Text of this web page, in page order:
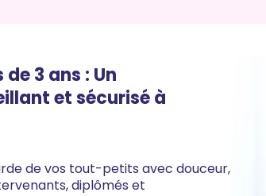
3 ans : Un
et sécurisé à
de vos tout-petits avec douceur,
diplômés et